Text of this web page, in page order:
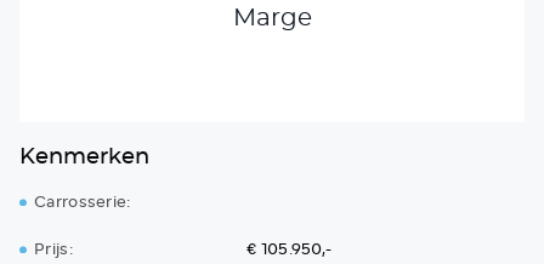
Marge
Kenmerken
Carrosserie:
Prijs:
€ 105.950,-